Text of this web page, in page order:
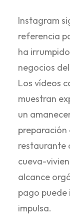
Instagram
referencia
ha
negocios
Los vídeos
muestran
un
preparación
restaurante
cueva-
alcance
pago
impulsa.